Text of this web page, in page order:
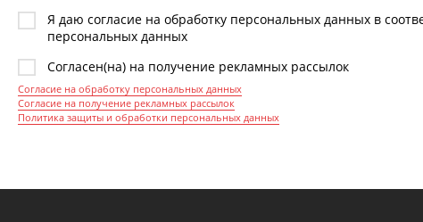
Я даю согласие на обработку персональных данных в
персональных данных
Согласен(на) на получение рекламных рассылок
Согласие на обработку персональных данных
Согласие на получение рекламных рассылок
Политика защиты и обработки персональных данных